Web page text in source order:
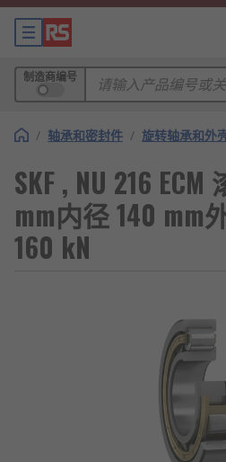
制造商编号
/ 轴承和密封件 / 旋转轴承和外
SKF , NU 216
mm内径 140 mm
160 kN